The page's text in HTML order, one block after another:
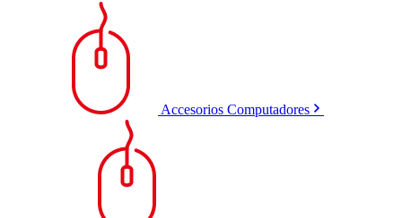
Accesorios Computadores